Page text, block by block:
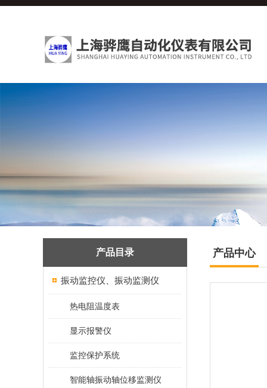
产品目录
振动监控仪、振动监测仪
热电阻温度表
显示报警仪
监控保护系统
智能轴振动轴位移监测仪
产品中心